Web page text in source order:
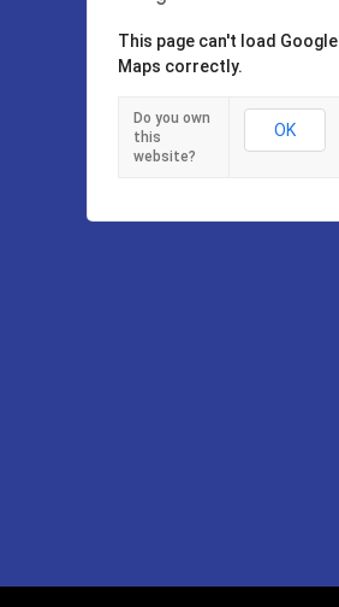
This page can't load Google
Maps correctly.
Do you own
this
website?
OK